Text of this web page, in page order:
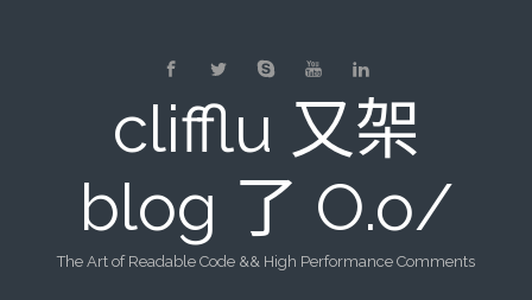
clifflu 又架
blog 了 O.o/
The Art of Readable Code && High Performance Comments